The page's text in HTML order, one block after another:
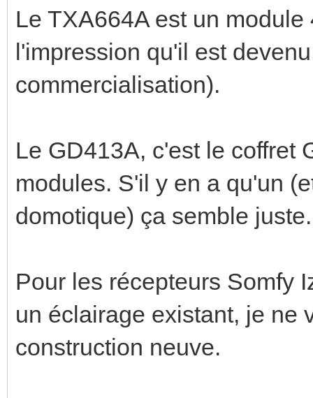
Le TXA664A est un
l'impression qu'il est
commercialisation).
Le GD413A, c'est le coffret
modules. S'il y en a qu'un
domotique) ça semble juste.
Pour les récepteurs Somfy
un éclairage existant, je ne
construction neuve.